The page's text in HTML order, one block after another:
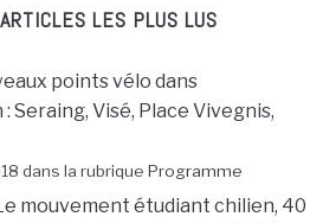
LES PLUS LUS
points vélo dans
: Seraing, Visé, Place Vivegnis,
dans la rubrique Programme
mouvement étudiant chilien, 40